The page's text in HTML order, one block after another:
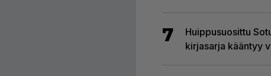
7
Huippusuosittu
kirjasarja kääntyy